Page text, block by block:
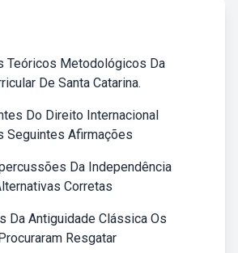
Teóricos Metodológicos Da
De Santa Catarina.
Do Direito Internacional
Seguintes Afirmações
Da Independência
Corretas
Da Antiguidade Clássica Os
Resgatar